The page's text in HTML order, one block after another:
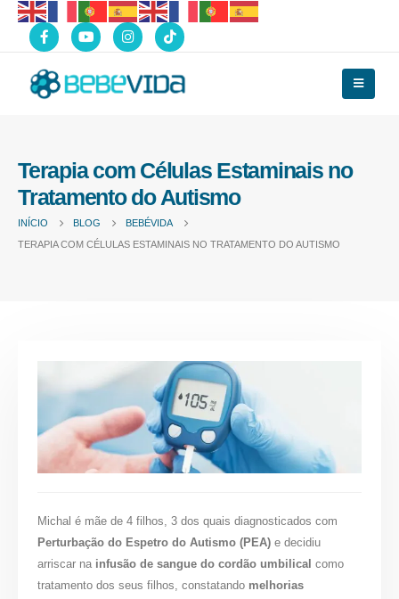
Terapia com Células Estaminais no
Tratamento do Autismo
INÍCIO BLOG
BEBÉVIDA
TERAPIA COM CÉLULAS ESTAMINAIS NO TRATAMENTO DO AUTISMO
Michal é mãe de 4 filhos, 3 dos quais diagnosticados com
Perturbação do Espetro do Autismo (PEA) e decidiu
arriscar na infusão de sangue do cordão umbilical como
tratamento dos seus filhos, constatando melhorias